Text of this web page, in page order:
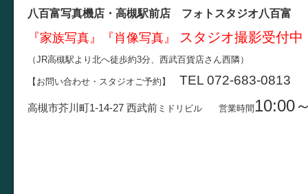
八百富写真機店・高槻駅前店 フォトスタジオ八百富
『家族写真』『肖像写真』 スタジオ撮影受付中
（JR高槻駅より北へ徒歩約3分、西武百貨店さん西隣）
【お問い合わせ・スタジオご予約】 TEL 072-683-0813
高槻市芥川町1-14-27 西武前 ミドリビル 営業時間10:00